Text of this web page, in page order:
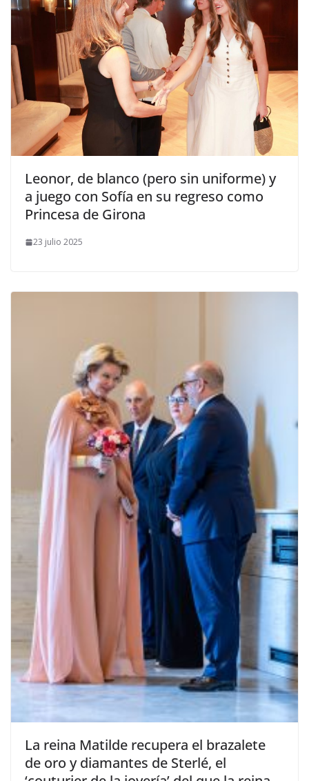
​Leonor, de blanco (pero sin uniforme) y
a juego con Sofía en su regreso como
Princesa de Girona
23 julio 2025
​La reina Matilde recupera el brazalete
de oro y diamantes de Sterlé, el